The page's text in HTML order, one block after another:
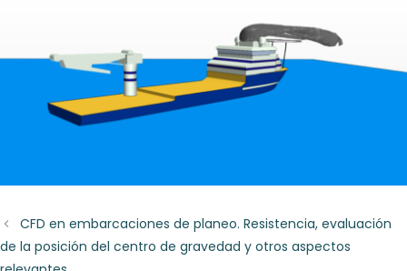
CFD en embarcaciones de planeo. Resistencia, evaluación
de la posición del centro de gravedad y otros aspectos